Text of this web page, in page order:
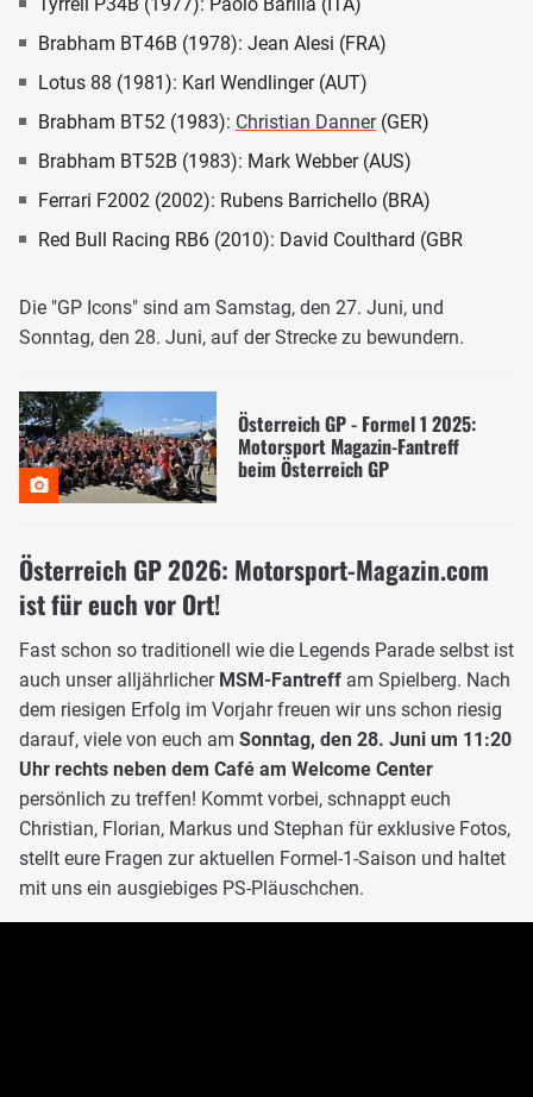
Brabham BT46B (1978): Jean Alesi (FRA)
Lotus 88 (1981): Karl Wendlinger (AUT)
Brabham BT52 (1983): Christian Danner(GER)
Brabham BT52B (1983): Mark Webber (AUS)
Ferrari F2002 (2002): Rubens Barrichello (BRA)
Red Bull Racing RB6 (2010): David Coulthard (GBR
Die "GP Icons" sind am Samstag, den 27. Juni, und
Sonntag, den 28. Juni, auf der Strecke zu bewundern.
Österreich GP - Formel 1 2025:
Motorsport Magazin-Fantreff
beim Österreich GP
Österreich GP 2026: Motorsport-Magazin.com
ist für euch vor Ort!
Fast schon so traditionell wie die Legends Parade selbst ist
auch unser alljährlicher MSM-Fantreff am Spielberg. Nach
dem riesigen Erfolg im Vorjahr freuen wir uns schon riesig
darauf, viele von euch am Sonntag, den 28. Juni um 11:20
Uhr rechts neben dem Café am Welcome Center
persönlich zu treffen! Kommt vorbei, schnappt euch
Christian, Florian, Markus und Stephan für exklusive Fotos,
stellt eure Fragen zur aktuellen Formel-1-Saison und haltet
mit uns ein ausgiebiges PS-Pläuschchen.